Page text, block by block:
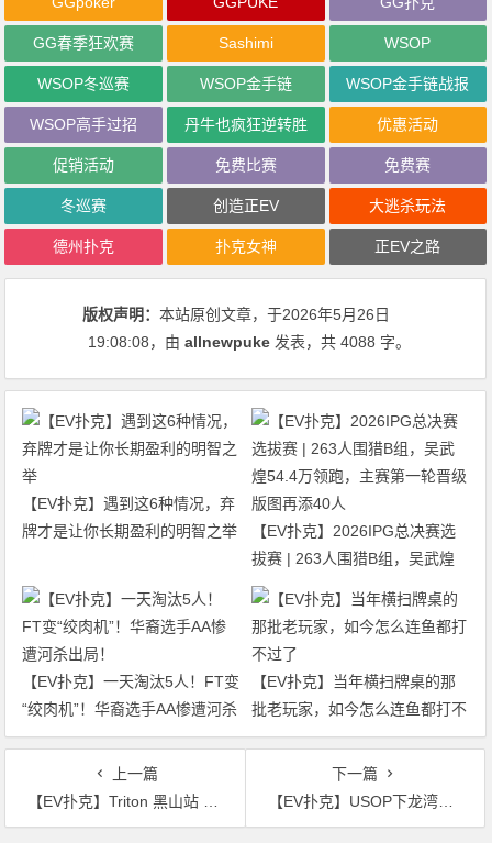
GG春季狂欢赛 Sashimi WSOP
WSOP冬巡赛 WSOP金手链 WSOP金手链战报
WSOP高手过招 丹牛也疯狂逆转胜 优惠活动
促销活动 免费比赛 免费赛
冬巡赛 创造正EV 大逃杀玩法
德州扑克 扑克女神 正EV之路
版权声明：本站原创文章，于2026年5月26日
19:08:08，由allnewpuke 发表，共 4088 字。
【EV扑克】遇到这6种情况，弃
牌才是让你长期盈利的明智之举
【EV扑克】2026IPG总决赛选
拔赛 | 263人围猎B组，吴武煌
54.4万领跑，主赛第一轮晋级版
图再添40人
【EV扑克】一天淘汰5人！FT变
“绞肉机”！华裔选手AA惨遭河杀
出局！
【EV扑克】当年横扫牌桌的那
批老玩家，如今怎么连鱼都打不
过了
上一篇
【EV扑克】Triton 黑山站 | Aleks Ponakovs 称霸十周年特别赛，狂揽300万美金！
下一篇
【EV扑克】USOP下龙湾站第四日 | 432人次鏖战迷你主赛A\B组，国人选手吴成杉CL领跑全场、王辰Scl紧随其后进入DAY2